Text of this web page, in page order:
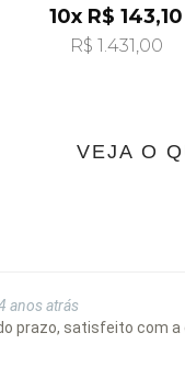
10x R$ 143,10
R$ 1.431,00
VEJA O
anos atrás
prazo, satisfeito com a